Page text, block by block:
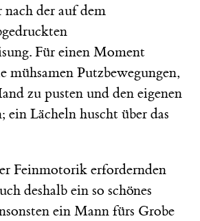
der auf dem
Für einen Moment
mühsamen Putzbewegungen,
zu pusten und den eigenen
ein Lächeln huscht über das
Feinmotorik erfordernden
deshalb ein so schönes
ein Mann fürs Grobe